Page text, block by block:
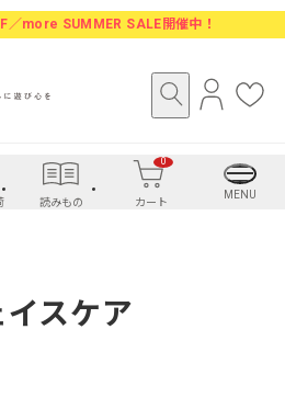
／more SUMMER SALE開催中！
に
入
り
読みもの カート
0
MENU
イスケア